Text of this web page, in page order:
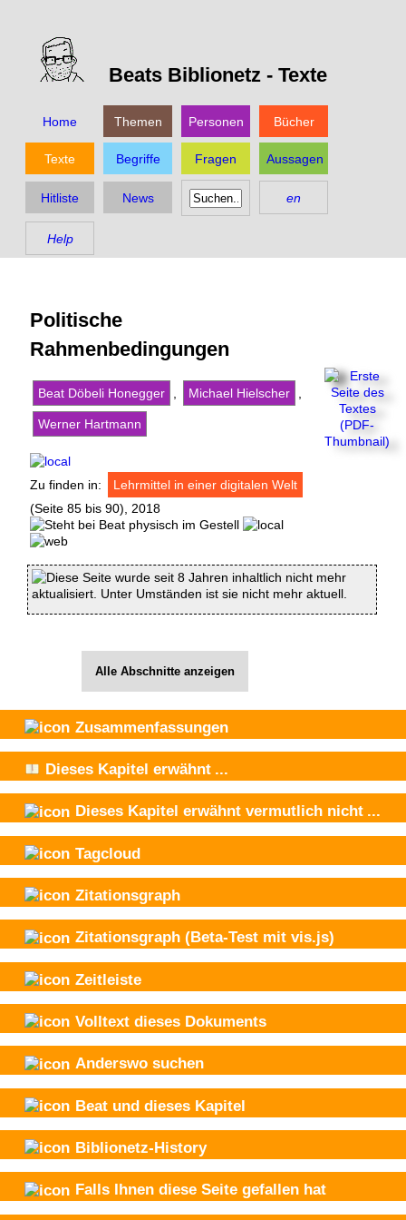
Beats Biblionetz - Texte
Home Themen Personen Bücher
Texte Begriffe Fragen Aussagen
Hitliste News en
Help
Politische
Rahmenbedingungen
Beat Döbeli Honegger Michael Hielscher
Werner Hartmann
Zu finden in:
Lehrmittel in einer digitalen Welt
(Seite 85 bis 90), 2018
Diese Seite wurde seit 8 Jahren inhaltlich nicht mehr
aktualisiert. Unter Umständen ist sie nicht mehr aktuell.
Alle Abschnitte anzeigen
Zusammenfassungen
Dieses Kapitel erwähnt ...
Dieses Kapitel erwähnt vermutlich nicht ...
Tagcloud
Zitationsgraph
Zitationsgraph (Beta-Test mit vis.js)
Zeitleiste
Volltext dieses Dokuments
Anderswo suchen
Beat und dieses Kapitel
Biblionetz-History
Falls Ihnen diese Seite gefallen hat